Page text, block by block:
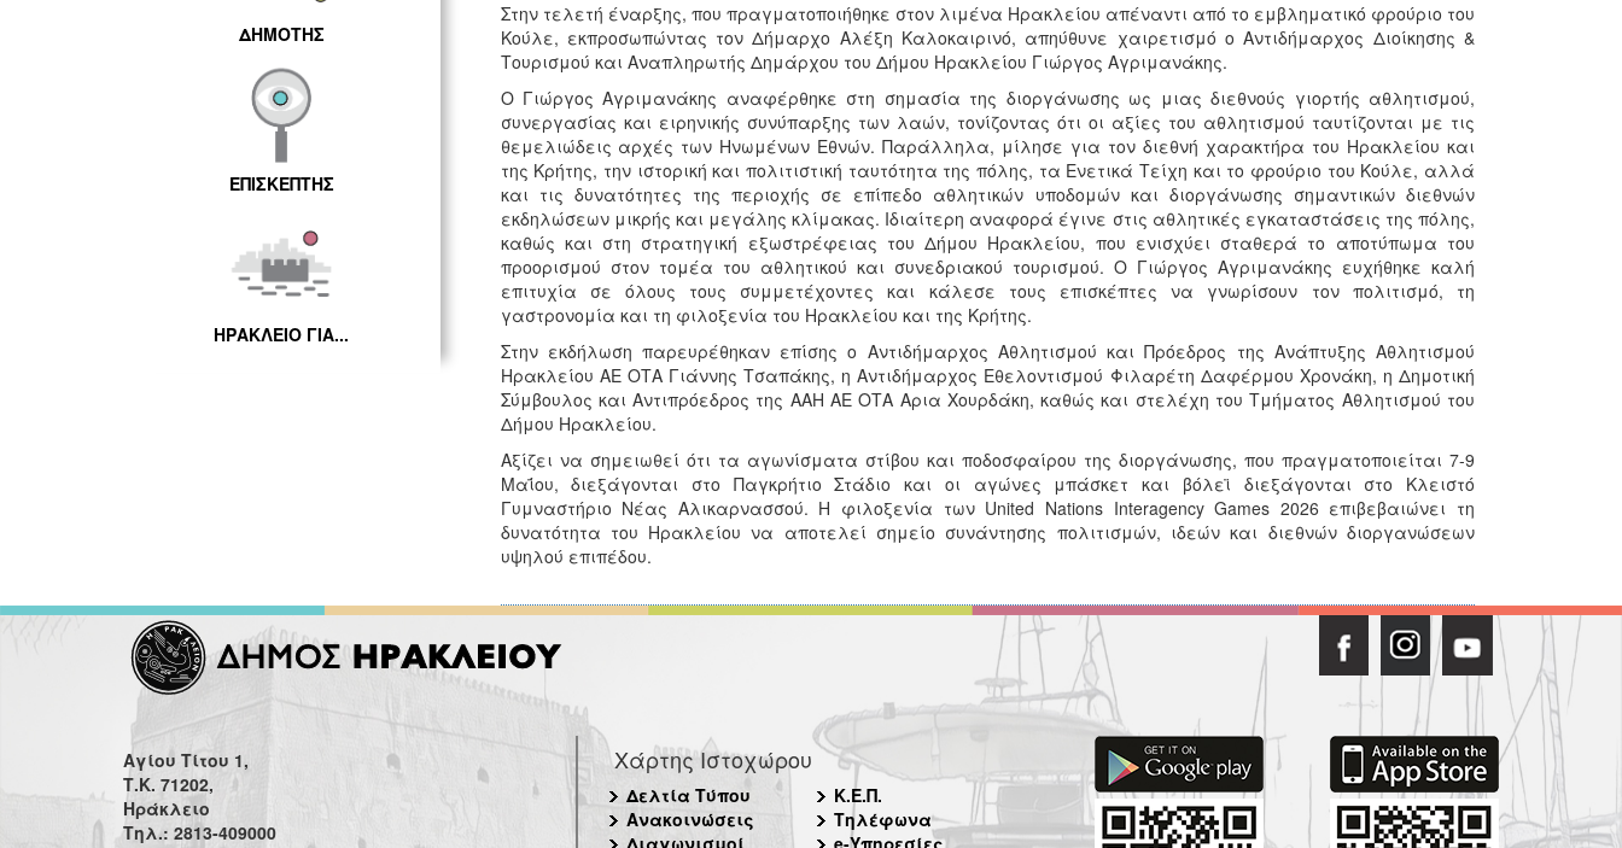
ΔΗΜΟΤΗΣ
ΕΠΙΣΚΕΠΤΗΣ
ΗΡΑΚΛΕΙΟ ΓΙΑ...
Στην τελετή έναρξης, που πραγματοποιήθηκε στον λιμένα Ηρακλείου απέναντι από το εμβληματικό φρούριο του
Κούλε, εκπροσωπώντας τον Δήμαρχο Αλέξη Καλοκαιρινό, απηύθυνε χαιρετισμό ο Αντιδήμαρχος Διοίκησης &
Τουρισμού και Αναπληρωτής Δημάρχου του Δήμου Ηρακλείου Γιώργος Αγριμανάκης.
Ο Γιώργος Αγριμανάκης αναφέρθηκε στη σημασία της διοργάνωσης ως μιας διεθνούς γιορτής αθλητισμού,
συνεργασίας και ειρηνικής συνύπαρξης των λαών, τονίζοντας ότι οι αξίες του αθλητισμού ταυτίζονται με τις
θεμελιώδεις αρχές των Ηνωμένων Εθνών. Παράλληλα, μίλησε για τον διεθνή χαρακτήρα του Ηρακλείου και
της Κρήτης, την ιστορική και πολιτιστική ταυτότητα της πόλης, τα Ενετικά Τείχη και το φρούριο του Κούλε, αλλά
και τις δυνατότητες της περιοχής σε επίπεδο αθλητικών υποδομών και διοργάνωσης σημαντικών διεθνών
εκδηλώσεων μικρής και μεγάλης κλίμακας. Ιδιαίτερη αναφορά έγινε στις αθλητικές εγκαταστάσεις της πόλης,
καθώς και στη στρατηγική εξωστρέφειας του Δήμου Ηρακλείου, που ενισχύει σταθερά το αποτύπωμα του
προορισμού στον τομέα του αθλητικού και συνεδριακού τουρισμού. Ο Γιώργος Αγριμανάκης ευχήθηκε καλή
επιτυχία σε όλους τους συμμετέχοντες και κάλεσε τους επισκέπτες να γνωρίσουν τον πολιτισμό, τη
γαστρονομία και τη φιλοξενία του Ηρακλείου και της Κρήτης.
Στην εκδήλωση παρευρέθηκαν επίσης ο Αντιδήμαρχος Αθλητισμού και Πρόεδρος της Ανάπτυξης Αθλητισμού
Ηρακλείου ΑΕ ΟΤΑ Γιάννης Τσαπάκης, η Αντιδήμαρχος Εθελοντισμού Φιλαρέτη Δαφέρμου Χρονάκη, η Δημοτική
Σύμβουλος και Αντιπρόεδρος της ΑΑΗ ΑΕ ΟΤΑ Αρια Χουρδάκη, καθώς και στελέχη του Τμήματος Αθλητισμού του
Δήμου Ηρακλείου.
Αξίζει να σημειωθεί ότι τα αγωνίσματα στίβου και ποδοσφαίρου της διοργάνωσης, που πραγματοποιείται 7-9
Μαΐου, διεξάγονται στο Παγκρήτιο Στάδιο και οι αγώνες μπάσκετ και βόλεϊ διεξάγονται στο Κλειστό
Γυμναστήριο Νέας Αλικαρνασσού. Η φιλοξενία των United Nations Interagency Games 2026 επιβεβαιώνει τη
δυνατότητα του Ηρακλείου να αποτελεί σημείο συνάντησης πολιτισμών, ιδεών και διεθνών διοργανώσεων
υψηλού επιπέδου.
Αγίου Τίτου 1,
Τ.Κ. 71202,
Ηράκλειο
Τηλ.: 2813-409000
Χάρτης Ιστοχώρου
Δελτία Τύπου
Ανακοινώσεις
Διαγωνισμοί
Κ.Ε.Π.
Τηλέφωνα
e-Υπηρεσίες